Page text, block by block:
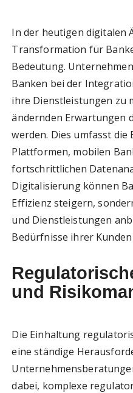
In der heutigen digitalen
Transformation für
Bedeutung.
Banken bei der
ihre Dienstleistungen zu
ändernden Erwartungen
werden. Dies umfasst
Plattformen, mobilen
fortschrittlichen
Digitalisierung können
Effizienz steigern,
und Dienstleistungen
Bedürfnisse ihrer
und
Die Einhaltung
eine ständige
dabei, komplexe